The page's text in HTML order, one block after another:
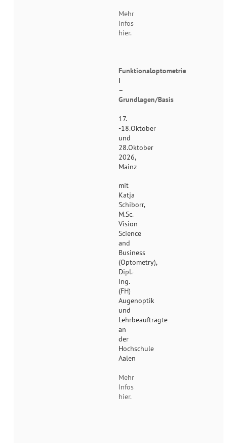
Mehr
Infos
hier.
Funktionaloptometrie
I
–
Grundlagen/Basis
17.
-18.Oktober
und
28.Oktober
2026,
Mainz
mit
Katja
Schiborr,
M.Sc.
Vision
Science
and
Business
(Optometry),
Dipl.-
Ing.
(FH)
Augenoptik
und
Lehrbeauftragte
an
der
Hochschule
Aalen
Mehr
Infos
hier.